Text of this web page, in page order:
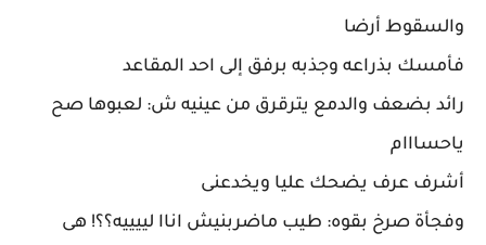
والسقوط أرضا
فأمسك بذراعه وجذبه برفق إلى احد المقاعد
رائد بضعف والدمع يترقرق من عينيه ش: لعبوها صح
ياحسااام
أشرف عرف يضحك عليا ويخدعنى
وفجأة صرخ بقوه: طيب ماضربنيش اناا لييييه؟؟! هى